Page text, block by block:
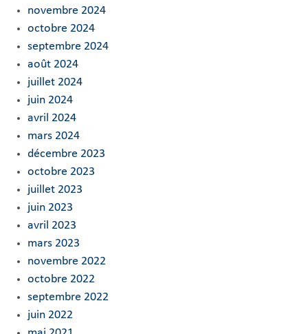
novembre 2024
octobre 2024
septembre 2024
août 2024
juillet 2024
juin 2024
avril 2024
mars 2024
décembre 2023
octobre 2023
juillet 2023
juin 2023
avril 2023
mars 2023
novembre 2022
octobre 2022
septembre 2022
juin 2022